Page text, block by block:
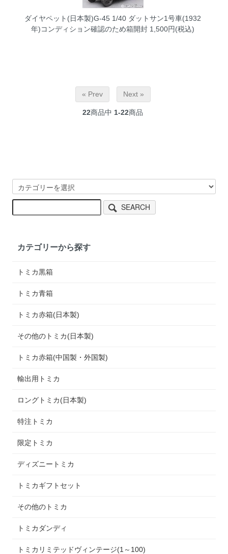
ダイヤペット(日本製)G-45 1/40 ダットサン1号車(1932
年)コンディション確認のため箱開封 1,500円(税込)
« Prev Next »
22商品中 1-22商品
SEARCH
カテゴリーから探す
トミカ黒箱
トミカ青箱
トミカ赤箱(日本製)
その他のトミカ(日本製)
トミカ赤箱(中国製・外国製)
輸出用トミカ
ロングトミカ(日本製)
特注トミカ
限定トミカ
ディズニートミカ
トミカギフトセット
その他のトミカ
トミカダンディ
トミカリミテッドヴィンテージ(1～100)